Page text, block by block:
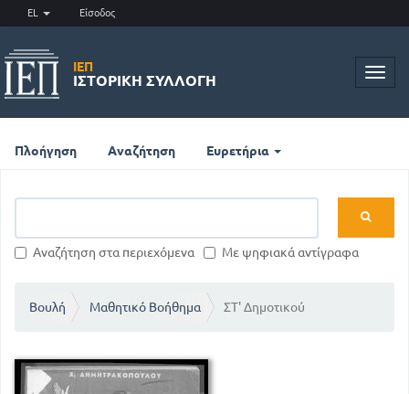
EL Είσοδος
ΙΕΠ
ΙΣΤΟΡΙΚΉ ΣΥΛΛΟΓΉ
Πλοήγηση Αναζήτηση Ευρετήρια
Αναζήτηση στα περιεχόμενα Με ψηφιακά αντίγραφα
Βουλή Μαθητικό Βοήθημα ΣΤ' Δημοτικού